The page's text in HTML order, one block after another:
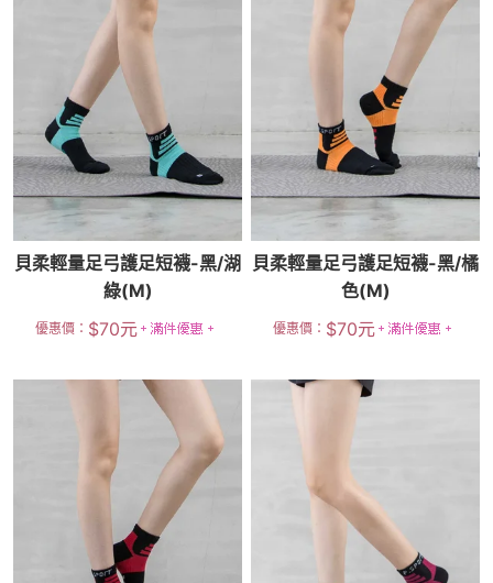
貝柔輕量足弓護足短襪-黑/湖
綠(M)
優惠價： $70元
貝柔輕量足弓護足短襪-黑/橘
色(M)
優惠價： $70元